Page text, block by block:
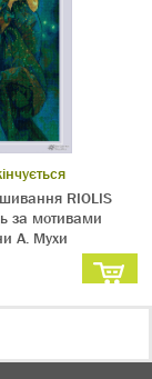
RIOLIS
за мотивами
А. Мухи